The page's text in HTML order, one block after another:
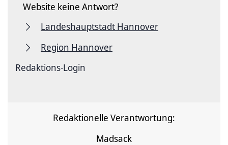
Website keine Antwort?
Landeshauptstadt Hannover
Region Hannover
Redaktions-Login
Redaktionelle Verantwortung:
Madsack